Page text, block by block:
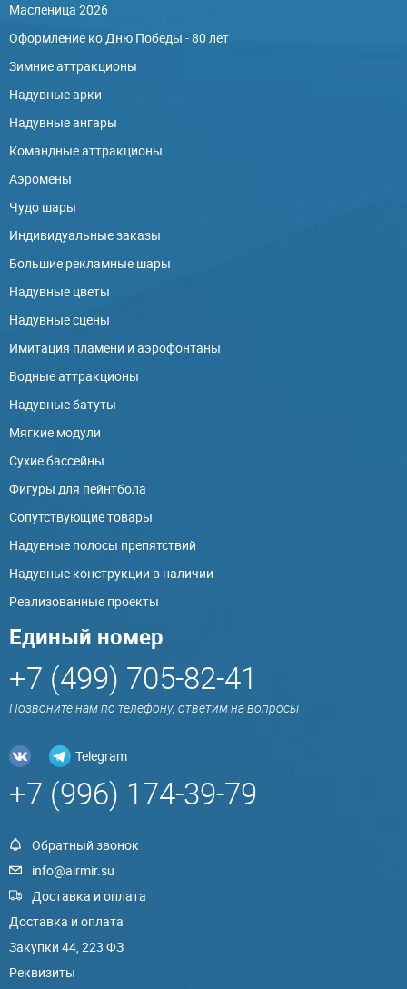
Масленица 2026
Оформление ко Дню Победы - 80 лет
Зимние аттракционы
Надувные арки
Надувные ангары
Командные аттракционы
Аэромены
Чудо шары
Индивидуальные заказы
Большие рекламные шары
Надувные цветы
Надувные сцены
Имитация пламени и аэрофонтаны
Водные аттракционы
Надувные батуты
Мягкие модули
Сухие бассейны
Фигуры для пейнтбола
Сопутствующие товары
Надувные полосы препятствий
Надувные конструкции в наличии
Реализованные проекты
Единый номер
+7 (499) 705-82-41
Позвоните нам по телефону, ответим на вопросы
Telegram
+7 (996) 174-39-79
Обратный звонок
info@airmir.su
Доставка и оплата
Доставка и оплата
Закупки 44, 223 ФЗ
Реквизиты